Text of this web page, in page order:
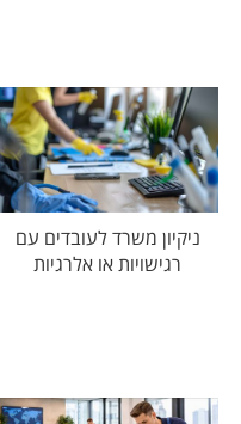
ניקיון משרד לעובדים עם
רגישויות או אלרגיות